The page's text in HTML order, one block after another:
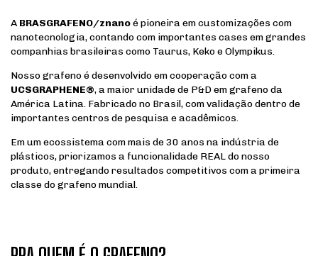
A BRASGRAFENO/znanoé pioneira em customizações com
nanotecnologia, contando com importantes cases em grandes
companhias brasileiras como Taurus, Keko e Olympikus.
Nosso grafeno é desenvolvido em cooperação com a
UCSGRAPHENE®, a maior unidade de P&D em grafeno da
América Latina. Fabricado no Brasil, com validação dentro de
importantes centros de pesquisa e acadêmicos.
Em um ecossistema com mais de 30 anos na indústria de
plásticos, priorizamos a funcionalidade REAL do nosso
produto, entregando resultados competitivos com a primeira
classe do grafeno mundial.